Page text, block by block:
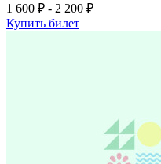
1 600 ₽ - 2 200 ₽
Купить билет